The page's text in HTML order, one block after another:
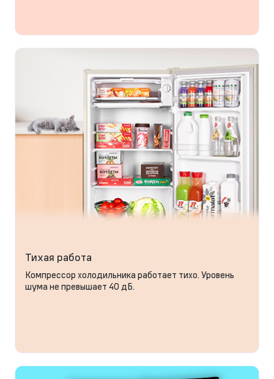
Тихая работа
Компрессор холодильника работает тихо. Уровень
шума не превышает 40 дБ.